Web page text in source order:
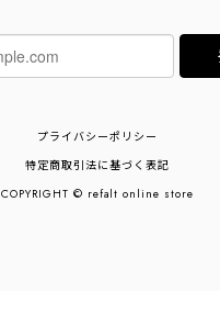
プライバシーポリシー
特定商取引法に基づく表記
COPYRIGHT © refalt online store